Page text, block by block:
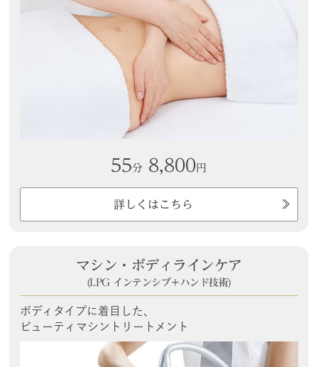
55分 8,800 円
詳しくはこちら
マシン・ボディラインケア
(LPG インテンシブ＋ハンド技術)
ボディタイプに着目した、
ビューティマシントリートメント